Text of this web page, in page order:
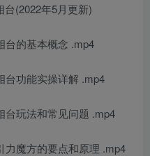
(2022年5月更新)
台的基本概念 .mp4
台功能实操详解 .mp4
台玩法和常见问题 .mp4
力魔方的要点和原理 .mp4